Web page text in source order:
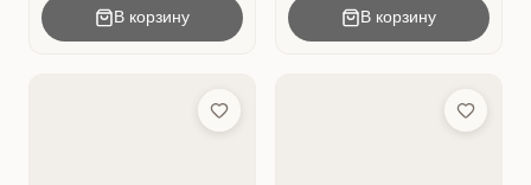
В корзину В корзину
Add to Wish List Add to